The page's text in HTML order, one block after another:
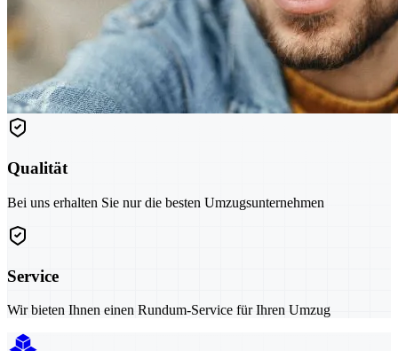
Qualität
Bei uns erhalten Sie nur die besten Umzugsunternehmen
Service
Wir bieten Ihnen einen Rundum-Service für Ihren Umzug